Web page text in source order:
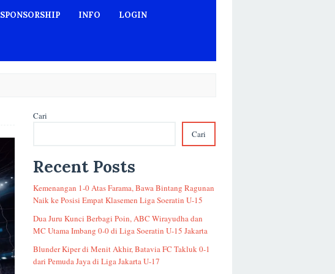
SPONSORSHIP INFO LOGIN
Cari
Cari
Recent Posts
Kemenangan 1-0 Atas Farama, Bawa Bintang Ragunan
Naik ke Posisi Empat Klasemen Liga Soeratin U-15
Dua Juru Kunci Berbagi Poin, ABC Wirayudha dan
MC Utama Imbang 0-0 di Liga Soeratin U-15 Jakarta
Blunder Kiper di Menit Akhir, Batavia FC Takluk 0-1
dari Pemuda Jaya di Liga Jakarta U-17